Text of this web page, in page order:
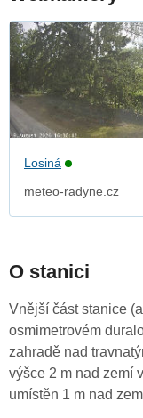
Losiná
meteo-radyne.cz
O stanici
Vnější část stanice
osmimetrovém
zahradě nad
výšce 2 m nad zemí
umístěn 1 m nad